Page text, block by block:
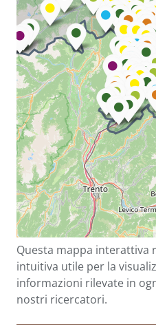
Questa mappa interattiva
intuitiva utile per la
informazioni rilevate in
nostri ricercatori.